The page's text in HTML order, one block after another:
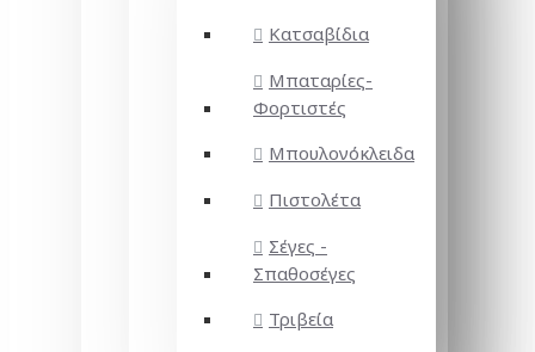
Κατσαβίδια
Μπαταρίες-
Φορτιστές
Μπουλονόκλειδα
Πιστολέτα
Σέγες -
Σπαθοσέγες
Τριβεία